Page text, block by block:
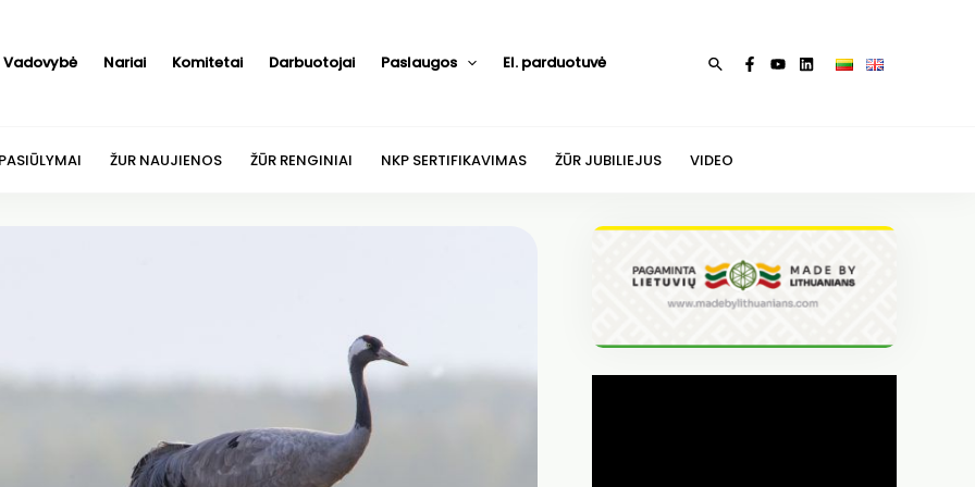
Vadovybė Nariai Komitetai Darbuotojai Paslaugos El. parduotuvė Paieška
ŽUR NAUJIENOS ŽŪR RENGINIAI NKP SERTIFIKAVIMAS ŽŪR JUBILIEJUS VIDEO